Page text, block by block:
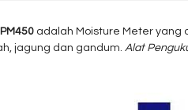
adalah Moisture Meter yang
jagung dan gandum. Alat